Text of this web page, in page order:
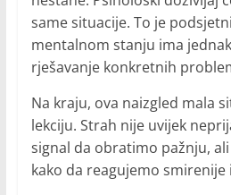
same situacije. To je
mentalnom stanju ima
rješavanje konkretnih
Na kraju, ova naizgled mala
lekciju. Strah nije uvijek
signal da obratimo pažnju,
kako da reagujemo